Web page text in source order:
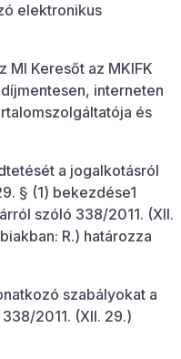
elektronikus
MI Keresőt az MKIFK
interneten
és
a jogalkotásról
§ (1) bekezdése1
szóló 338/2011. (XII.
R.) határozza
szabályokat a
2011. (XII. 29.)